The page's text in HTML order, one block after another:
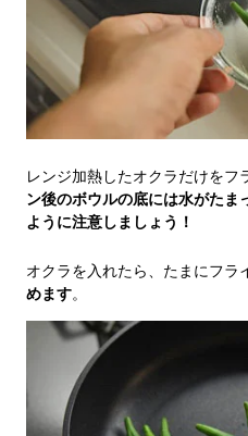
レンジ加熱したオクラだけをフ
ン後のボウルの底には水がたま
ように注意しましょう！
オクラを入れたら、たまにフラ
めます。